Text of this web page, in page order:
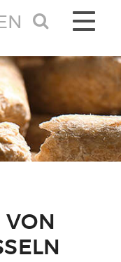
TOGGLE
EN